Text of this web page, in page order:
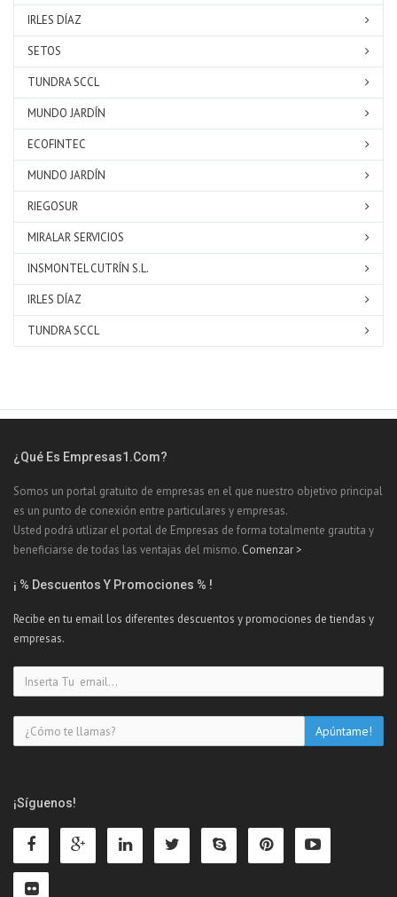
IRLES DÍAZ
SETOS
TUNDRA SCCL
MUNDO JARDÍN
ECOFINTEC
MUNDO JARDÍN
RIEGOSUR
MIRALAR SERVICIOS
INSMONTEL CUTRÍN S.L.
IRLES DÍAZ
TUNDRA SCCL
¿Qué Es Empresas1.com?
Somos un portal gratuito de empresas en el que nuestro objetivo principal
es un punto de conexión entre particulares y empresas.
Usted podrá utlizar el portal de Empresas de forma totalmente grautita y
beneficiarse de todas las ventajas del mismo. Comenzar >
¡ % Descuentos Y Promociones % !
Recibe en tu email los diferentes descuentos y promociones de tiendas y
empresas.
¡Síguenos!